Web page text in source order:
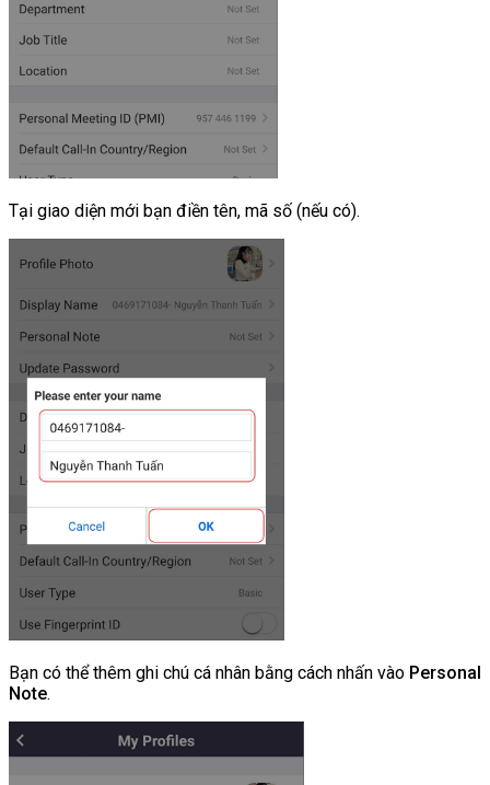
Tại giao diện mới bạn điền tên, mã số (nếu có).
Bạn có thể thêm ghi chú cá nhân bằng cách nhấn vào Personal
Note.